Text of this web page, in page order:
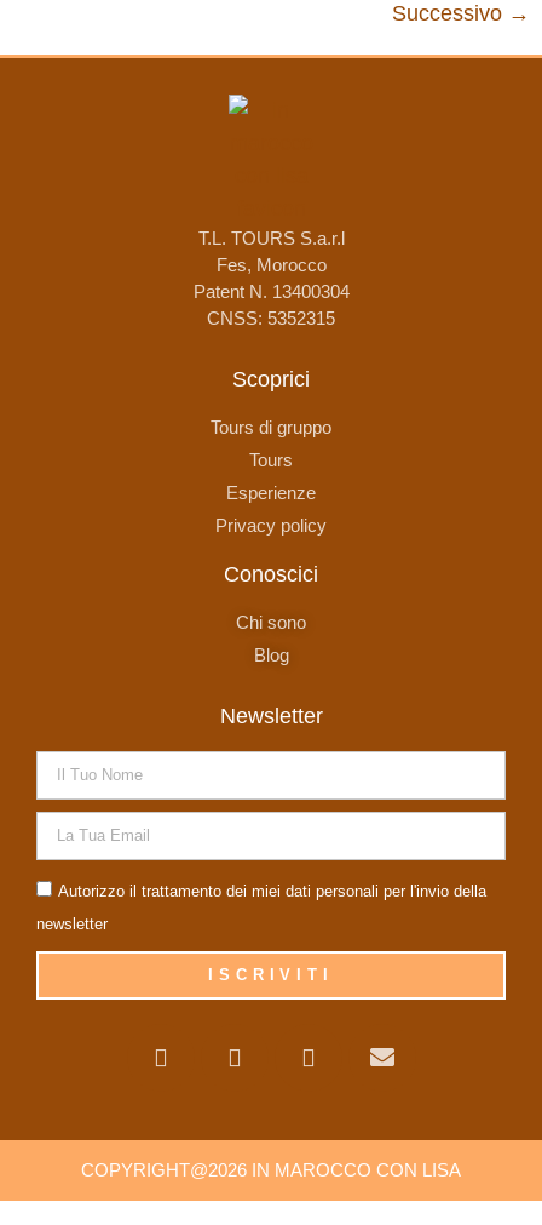
Successivo →
T.L. TOURS S.a.r.l
Fes, Morocco
Patent N. 13400304
CNSS: 5352315
Scoprici
Tours di gruppo
Tours
Esperienze
Privacy policy
Conoscici
Chi sono
Blog
Newsletter
Autorizzo il trattamento dei miei dati personali per l'invio della
newsletter
ISCRIVITI
COPYRIGHT@2026 IN MAROCCO CON LISA